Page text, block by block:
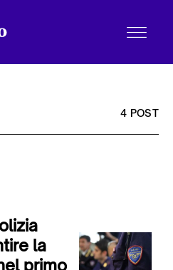
4 POST
la
primo